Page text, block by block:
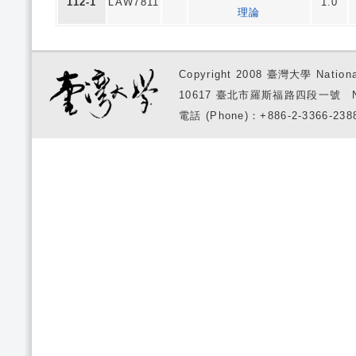
理論
Copyright 2008 臺灣大學
10617 臺北市羅斯福路四段一
電話 (Phone)：+886-2-3366-